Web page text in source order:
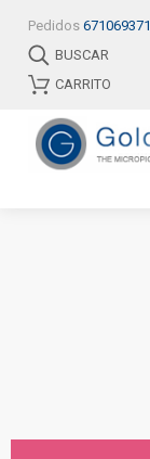
Pedidos 671069371
BUSCAR
CARRITO